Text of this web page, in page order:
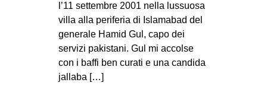
l’11 settembre 2001 nella lussuosa
villa alla periferia di Islamabad del
generale Hamid Gul, capo dei
servizi pakistani. Gul mi accolse
con i baffi ben curati e una candida
jallaba […]